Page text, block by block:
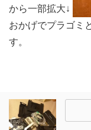
から一部拡大↓
おかげでプラゴミ
す。